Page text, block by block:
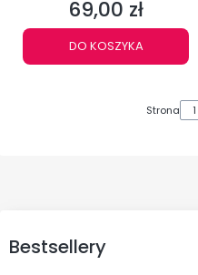
Cena
69,00 zł
DO KOSZYKA
Strona
Bestsellery